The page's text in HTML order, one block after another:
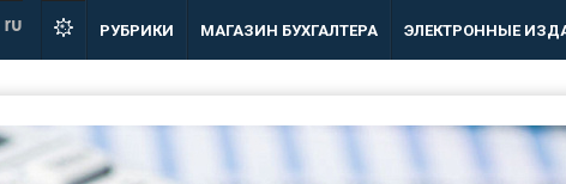
ru РУБРИКИ МАГАЗИН БУХГАЛТЕРА ЭЛЕКТРОННЫЕ